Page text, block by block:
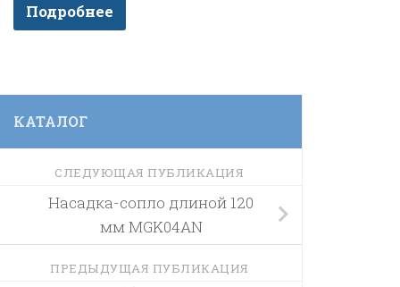
Подробнее
КАТАЛОГ
СЛЕДУЮЩАЯ ПУБЛИКАЦИЯ
Насадка-сопло длиной 120
мм MGK04AN
ПРЕДЫДУЩАЯ ПУБЛИКАЦИЯ